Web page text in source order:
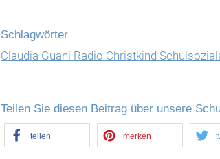
Schlagwörter
Claudia Guani Radio Christkind
Teilen Sie diesen Beitrag über unsere
teilen merken